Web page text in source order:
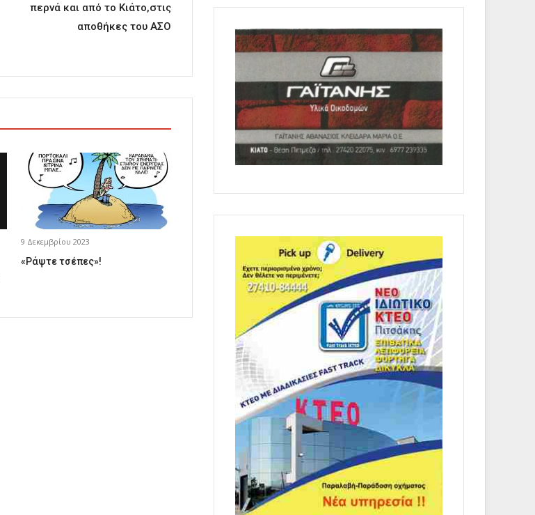
περνά και από το Κιάτο,στις
αποθήκες του ΑΣΟ
9 Δεκεμβρίου 2023
«Ράψτε τσέπες»!